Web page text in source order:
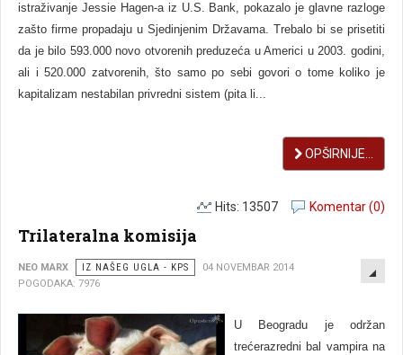
istraživanje Jessie Hagen-a iz U.S. Bank, pokazalo je glavne razloge
zašto firme propadaju u Sjedinjenim Državama. Trebalo bi se prisetiti
da je bilo 593.000 novo otvorenih preduzeća u Americi u 2003. godini,
ali i 520.000 zatvorenih, što samo po sebi govori o tome koliko je
kapitalizam nestabilan privredni sistem (pita li...
OPŠIRNIJE...
Komentar (0)
Hits: 13507
Trilateralna komisija
NEO MARX IZ NAŠEG UGLA - KPS
04 NOVEMBAR 2014
POGODAKA: 7976
U Beogradu je održan
trećerazredni bal vampira na